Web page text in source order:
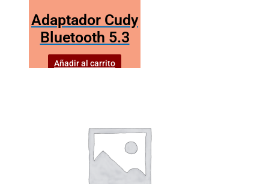
Adaptador Cudy
Bluetooth 5.3
Añadir al carrito